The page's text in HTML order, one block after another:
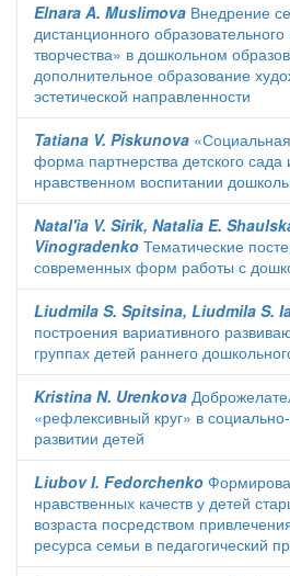
Elnara A. Muslimova Внедрение
дистанционного
творчества» в дошкольном
дополнительное образование
эстетической направленности
Tatiana V. Piskunova
форма партнерства детского сада
нравственном воспитании
Natal'ia V. Sirik, Natalia E.
Vinogradenko Тематические
современных форм работы с
Liudmila S. Spitsina, Liudmila S.
построения вариативного
группах детей раннего
Kristina N. Urenkova
«рефлексивный круг» в
развитии детей
Liubov I. Fedorchenko
нравственных качеств у детей
возраста посредством
ресурса семьи в педагогический